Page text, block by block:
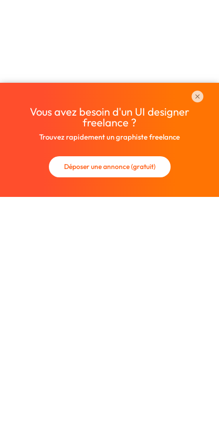
Vous avez besoin d'un UI designer
freelance ?
Trouvez rapidement un graphiste freelance
Déposer une annonce (gratuit)